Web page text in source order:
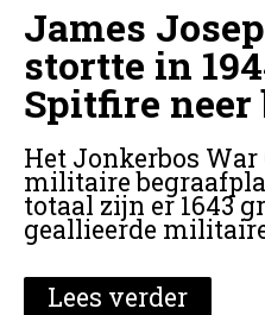
James
stortte in
Spitfire neer
Het Jonkerbos
militaire
totaal zijn er 1643
geallieerde
Lees verder